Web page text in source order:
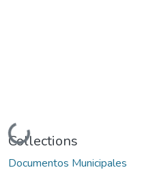
Loading...
Collections
Documentos Municipales